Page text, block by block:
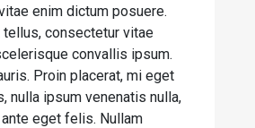
enim dictum posuere.
tellus, consectetur vitae
convallis ipsum.
Proin placerat, mi eget
nulla ipsum venenatis nulla,
ante eget felis. Nullam